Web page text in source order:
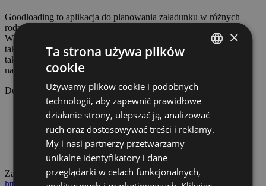
Goodloading to aplikacja do planowania załadunku w różnych
rodzajach transportu, także w
W Goodloading dostępne są różne rodzaje naczep ciężarowych –
takie jak solówka, mega, standard czy zestaw. Użytkownik może
także samodzielnie dodać wymiary dowolnej przestrzeni,
na której chce zaplanować załadunek.
Do każdego pojazdu można dodać takie elementy jak:
zestaw;
naciski na osie;
nadkola;
agregat chłodniczy;
variofloor.
Zarejestruj się i sprawdź Goodloading za darmo:
https://app.goodloading.com/pl/auth/register.
ENGLISH
CZECH
FRENCH
×
Ta strona używa plików
cookie
Używamy plików cookie i podobnych
technologii, aby zapewnić prawidłowe
działanie strony, ulepszać ją, analizować
ruch oraz dostosowywać treści i reklamy.
My i nasi partnerzy przetwarzamy
unikalne identyfikatory i dane
przeglądarki w celach funkcjonalnych,